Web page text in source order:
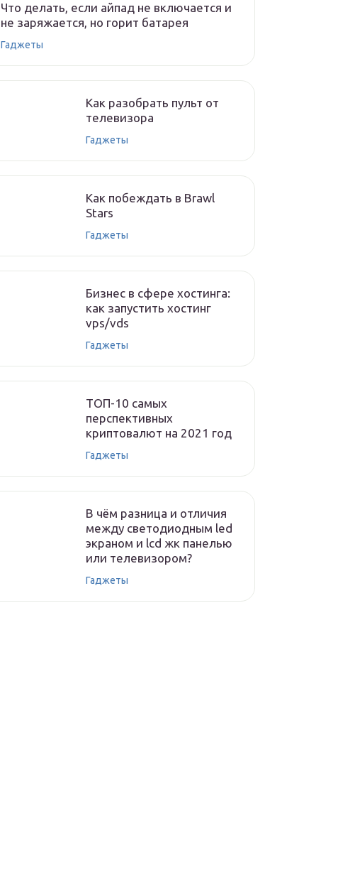
Что делать, если айпад не включается и
не заряжается, но горит батарея
Гаджеты
Как разобрать пульт от
телевизора
Гаджеты
Как побеждать в Brawl
Stars
Гаджеты
Бизнес в сфере хостинга:
как запустить хостинг
vps/vds
Гаджеты
ТОП-10 самых
перспективных
криптовалют на 2021 год
Гаджеты
В чём разница и отличия
между светодиодным led
экраном и lcd жк панелью
или телевизором?
Гаджеты